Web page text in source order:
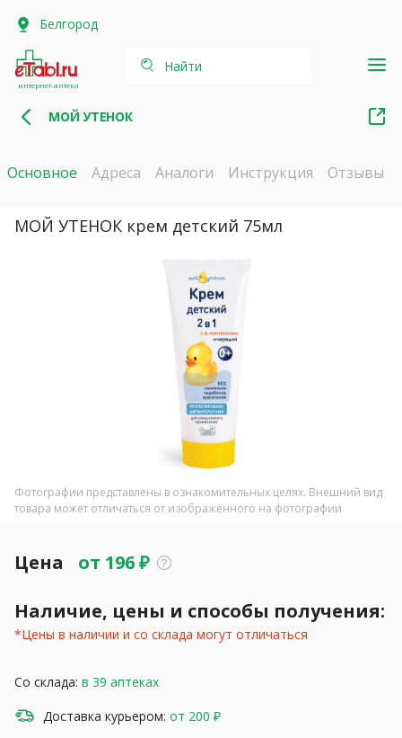
Белгород
интернет-аптека
Найти
МОЙ УТЕНОК
Основное Адреса Аналоги Инструкция Отзывы
МОЙ УТЕНОК крем детский 75мл
Фотографии представлены в ознакомительных целях. Внешний вид
товара может отличаться от изображенного на фотографии
Цена от 196₽
Наличие, цены и способы получения:
*Цены в наличии и со склада могут отличаться
Со склада: в 39 аптеках
Доставка курьером: от 200 ₽